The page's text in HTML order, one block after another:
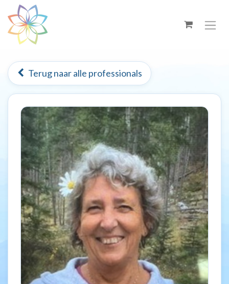
Overslaan naar inhoud
Terug naar alle professionals